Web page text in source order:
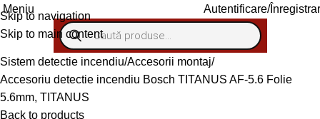
Skip to navigation
Skip to main content
Meniu Autentificare/
Sistem detectie incendiu Accesorii montaj
Accesoriu detectie incendiu Bosch TITANUS AF-5.6 Folie
5.6mm, TITANUS
Back to products